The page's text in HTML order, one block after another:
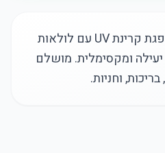
רשת צל אוניברסלית סופגת קרינת UV עם לולאות
ומקסימלית. מושלם
וחניות.